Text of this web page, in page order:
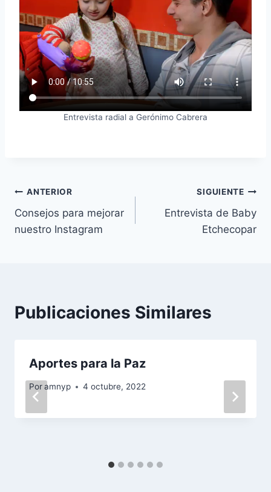
Entrevista radial a Gerónimo Cabrera
Navegación
de
ANTERIOR
Consejos para mejorar
nuestro Instagram
SIGUIENTE
Entrevista de Baby
Etchecopar
Publicaciones Similares
Aportes para la Paz
Poramnyp 4 octubre, 2022